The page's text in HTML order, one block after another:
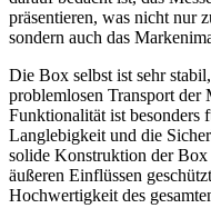
präsentieren, was nicht nur
sondern auch das
Die Box selbst ist sehr
problemlosen Transport der
Funktionalität ist
Langlebigkeit und die
solide Konstruktion der Box
äußeren Einflüssen
Hochwertigkeit des